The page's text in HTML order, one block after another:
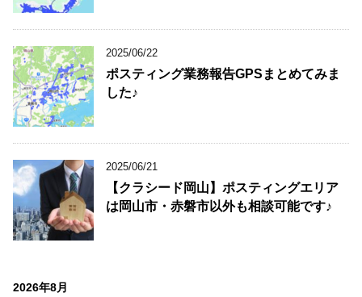
2025/06/22
ポスティング業務報告GPSまとめてみま
した♪
2025/06/21
【クラシード岡山】ポスティングエリア
は岡山市・赤磐市以外も相談可能です♪
2026年8月